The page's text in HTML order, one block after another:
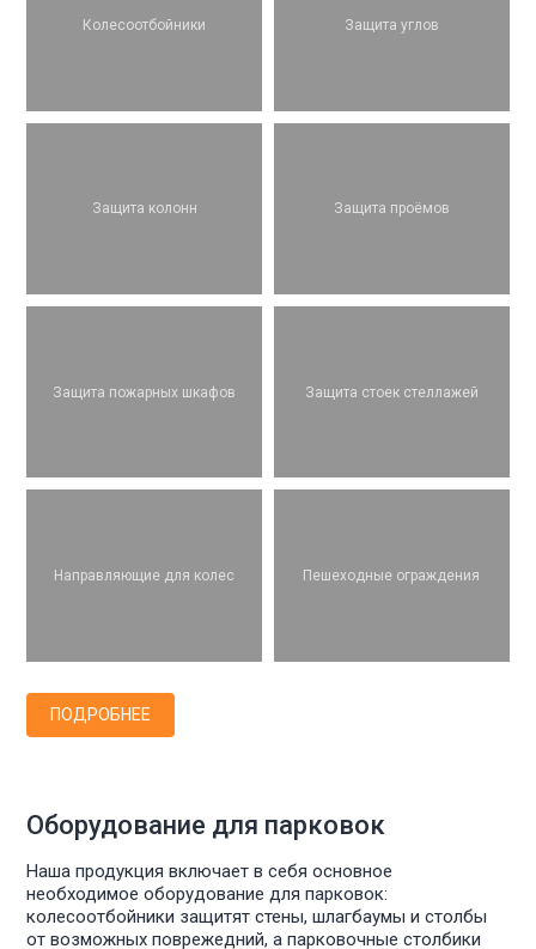
Колесоотбойники Защита углов
Защита колонн Защита проёмов
Защита пожарных шкафов Защита стоек стеллажей
Направляющие для колес Пешеходные ограждения
ПОДРОБНЕЕ
Оборудование для парковок
Наша продукция включает в себя основное
необходимое оборудование для парковок:
колесоотбойники защитят стены, шлагбаумы и столбы
от возможных поврежедний, а парковочные столбики